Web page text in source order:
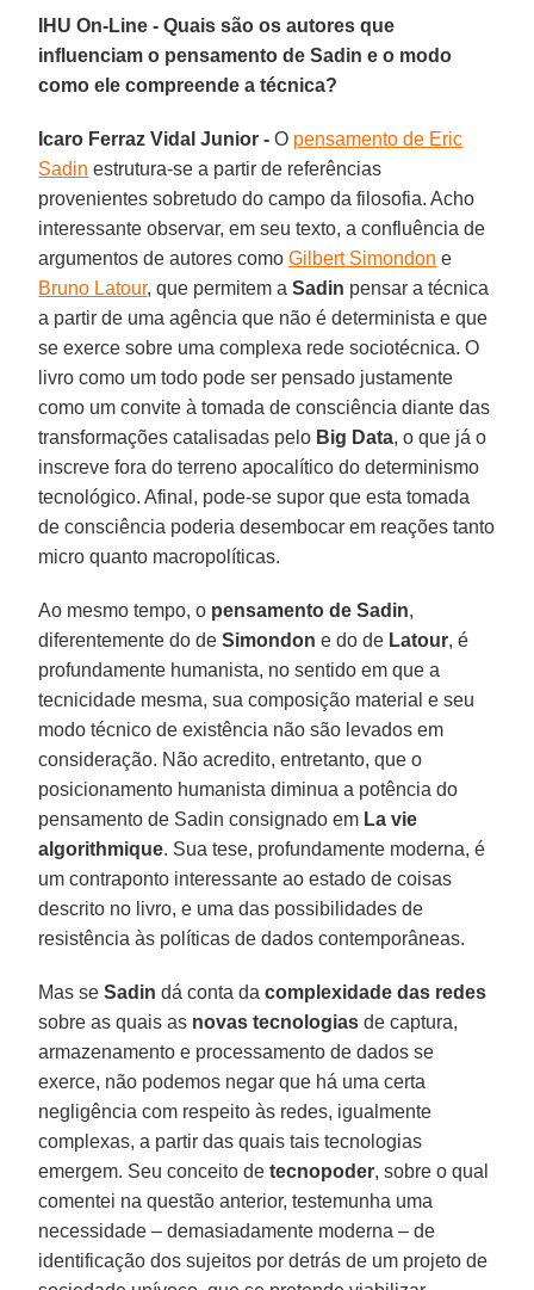
IHU On-Line - Quais são os autores que
influenciam o pensamento de Sadin e o modo
como ele compreende a técnica?
Icaro Ferraz Vidal Junior - O pensamento de Eric
Sadin estrutura-se a partir de referências
provenientes sobretudo do campo da filosofia. Acho
interessante observar, em seu texto, a confluência de
argumentos de autores comoGilbert Simondon e
Bruno Latour, que permitem aSadin pensar a técnica
a partir de uma agência que não é determinista e que
se exerce sobre uma complexa rede sociotécnica. O
livro como um todo pode ser pensado justamente
como um convite à tomada de consciência diante das
transformações catalisadas pelo Big Data, o que já o
inscreve fora do terreno apocalítico do determinismo
tecnológico. Afinal, pode-se supor que esta tomada
de consciência poderia desembocar em reações tanto
micro quanto macropolíticas.
Ao mesmo tempo, o pensamento de Sadin,
diferentemente do deSimondon e do de Latour, é
profundamente humanista, no sentido em que a
tecnicidade mesma, sua composição material e seu
modo técnico de existência não são levados em
consideração. Não acredito, entretanto, que o
posicionamento humanista diminua a potência do
pensamento de Sadin consignado em La vie
algorithmique. Sua tese, profundamente moderna, é
um contraponto interessante ao estado de coisas
descrito no livro, e uma das possibilidades de
resistência às políticas de dados contemporâneas.
Mas seSadin dá conta dacomplexidade das redes
sobre as quais as novas tecnologias de captura,
armazenamento e processamento de dados se
exerce, não podemos negar que há uma certa
negligência com respeito às redes, igualmente
complexas, a partir das quais tais tecnologias
emergem. Seu conceito detecnopoder, sobre o qual
comentei na questão anterior, testemunha uma
necessidade – demasiadamente moderna – de
identificação dos sujeitos por detrás de um projeto de